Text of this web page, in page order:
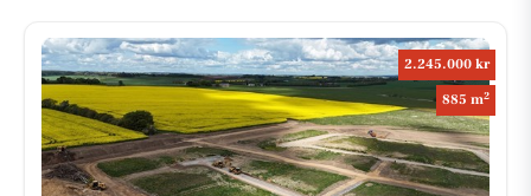
2.245.000 kr
885 m2